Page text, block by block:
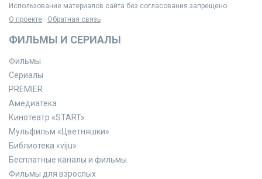
Использование материалов сайта без согласования запрещено.
О проекте
Обратная связь
ФИЛЬМЫ И СЕРИАЛЫ
Фильмы
Сериалы
PREMIER
Амедиатека
Кинотеатр «START»
Мульфильм «Цветняшки»
Библиотека «viju»
Бесплатные каналы и фильмы
Фильмы для взрослых